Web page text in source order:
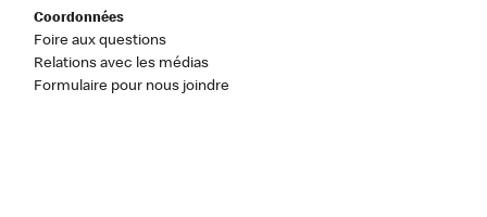
Coordonnées
Foire aux questions
Relations avec les médias
Formulaire pour nous joindre